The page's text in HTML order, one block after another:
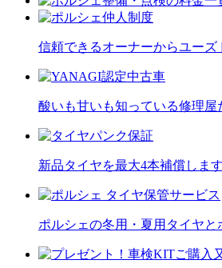
信頼できるオーナーからユーズ
酸いも甘いも知っている修理
新品タイヤを最大4本補償します
ポルシェの冬用・夏用タイヤと